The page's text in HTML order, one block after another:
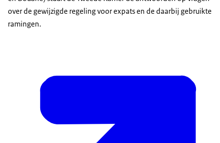
over de gewijzigde regeling voor expats en de daarbij gebruikte
ramingen.